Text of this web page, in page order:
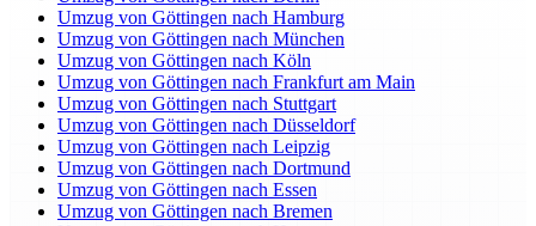
Umzug von Göttingen nach Hamburg
Umzug von Göttingen nach München
Umzug von Göttingen nach Köln
Umzug von Göttingen nach Frankfurt am Main
Umzug von Göttingen nach Stuttgart
Umzug von Göttingen nach Düsseldorf
Umzug von Göttingen nach Leipzig
Umzug von Göttingen nach Dortmund
Umzug von Göttingen nach Essen
Umzug von Göttingen nach Bremen